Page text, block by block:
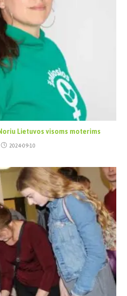
Lietuvos visoms moterims
2024-09-10